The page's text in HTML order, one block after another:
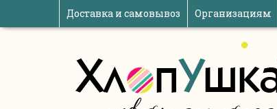
Доставка и самовывоз Организациям